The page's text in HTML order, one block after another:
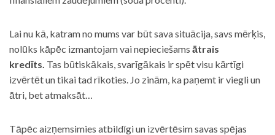
Lai nu kā, katram no mums var būt sava situācija, savs mērķis,
nolūks kāpēc izmantojam vai nepieciešams ātrais
kredīts. Tas būtiskākais, svarīgākais ir spēt visu kārtīgi
izvērtēt un tikai tad rīkoties. Jo zinām, ka paņemt ir viegli un
ātri, bet atmaksāt…
Tāpēc aizņemsimies atbildīgi un izvērtēsim savas spējas